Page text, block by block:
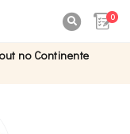
0
no Continente